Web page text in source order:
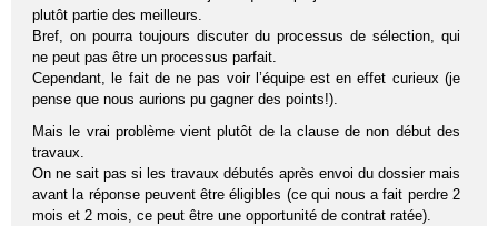
plutôt partie des meilleurs.
Bref, on pourra toujours discuter du processus de sélection, qui
ne peut pas être un processus parfait.
Cependant, le fait de ne pas voir l’équipe est en effet curieux (je
pense que nous aurions pu gagner des points!).
Mais le vrai problème vient plutôt de la clause de non début des
travaux.
On ne sait pas si les travaux débutés après envoi du dossier mais
avant la réponse peuvent être éligibles (ce qui nous a fait perdre 2
mois et 2 mois, ce peut être une opportunité de contrat ratée).